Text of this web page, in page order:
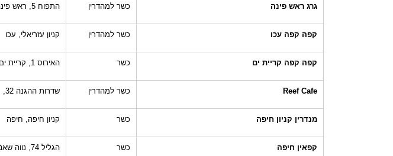
גרג ראש פינה
כשר למהדרין התפוח 5, ראש פינה
קפה קפה עכו
כשר למהדרין קניון עזריאלי, עכו
קפה קפה קריית ים
כשר האירוס 1, קריית ים
Reef Cafe
כשר למהדרין שדרות ההגנה 32, חיפה
מנדרין קניון חיפה
כשר קניון חיפה, חיפה
קפאין חיפה
כשר הגליל 74, נווה שאנן, חיפה